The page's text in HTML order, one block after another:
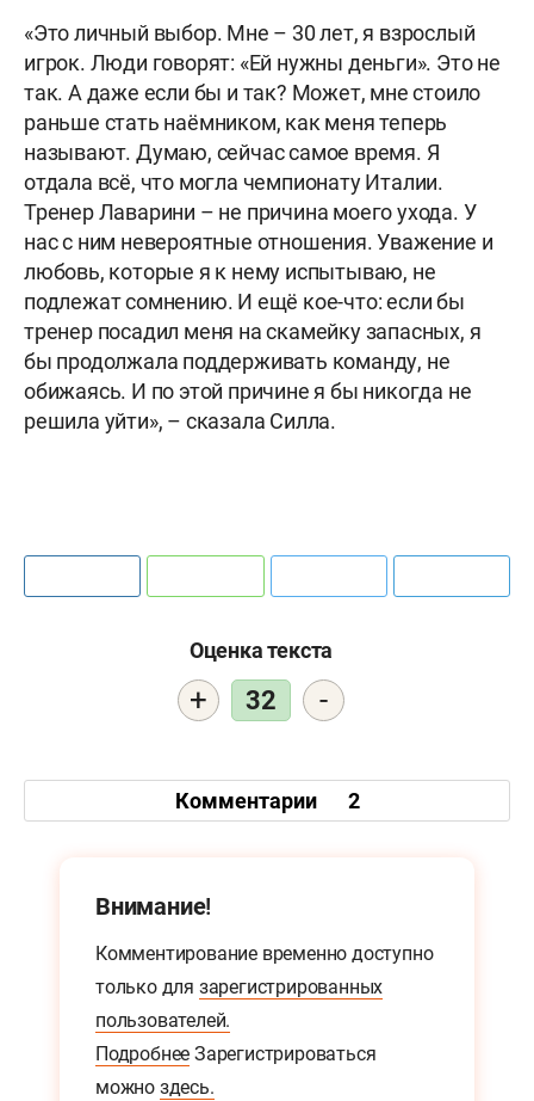
«Это личный выбор. Мне – 30 лет, я взрослый
игрок. Люди говорят: «Ей нужны деньги». Это не
так. А даже если бы и так? Может, мне стоило
раньше стать наёмником, как меня теперь
называют. Думаю, сейчас самое время. Я
отдала всё, что могла чемпионату Италии.
Тренер Лаварини – не причина моего ухода. У
нас с ним невероятные отношения. Уважение и
любовь, которые я к нему испытываю, не
подлежат сомнению. И ещё кое-что: если бы
тренер посадил меня на скамейку запасных, я
бы продолжала поддерживать команду, не
обижаясь. И по этой причине я бы никогда не
решила уйти», – сказала Силла.
Оценка текста
+ 32 -
Комментарии 2
Внимание!
Комментирование временно доступно
только для зарегистрированных
пользователей.
Подробнее Зарегистрироваться
можно здесь.